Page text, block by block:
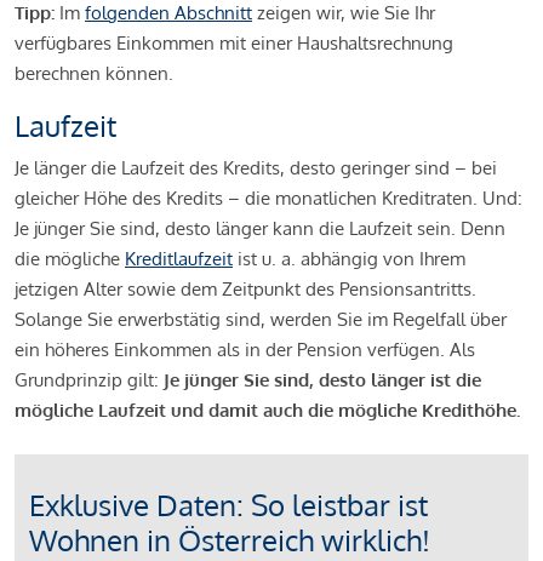
Tipp: Im folgenden Abschnitt zeigen wir, wie Sie Ihr
verfügbares Einkommen mit einer Haushaltsrechnung
berechnen können.
Laufzeit
Je länger die Laufzeit des Kredits, desto geringer sind – bei
gleicher Höhe des Kredits – die monatlichen Kreditraten. Und:
Je jünger Sie sind, desto länger kann die Laufzeit sein. Denn
die mögliche Kreditlaufzeit ist u. a. abhängig von Ihrem
jetzigen Alter sowie dem Zeitpunkt des Pensionsantritts.
Solange Sie erwerbstätig sind, werden Sie im Regelfall über
ein höheres Einkommen als in der Pension verfügen. Als
Grundprinzip gilt: Je jünger Sie sind, desto länger ist die
mögliche Laufzeit und damit auch die mögliche Kredithöhe.
Exklusive Daten: So leistbar ist
Wohnen in Österreich wirklich!